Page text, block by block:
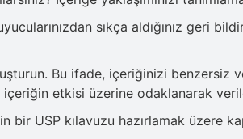
sıkça aldığınız geri
Bu ifade, içeriğinizi benzersiz
etkisi üzerine odaklanarak
bir USP kılavuzu hazırlamak üzere